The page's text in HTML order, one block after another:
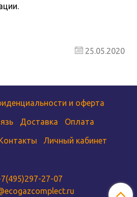
25.05.2020
и оферта
Доставка Оплата
Личный кабинет
27-07